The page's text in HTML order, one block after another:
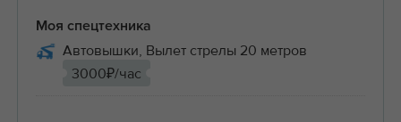
Моя спецтехника
Автовышки, Вылет стрелы 20 метров
3000₽/час